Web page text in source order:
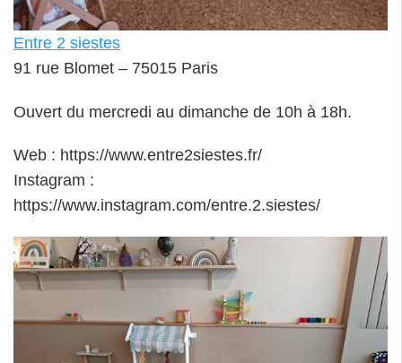
Entre 2 siestes
91 rue Blomet – 75015 Paris
Ouvert du mercredi au dimanche de 10h à 18h.
Web : https://www.entre2siestes.fr/
Instagram :
https://www.instagram.com/entre.2.siestes/